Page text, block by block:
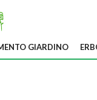
GIARDINO